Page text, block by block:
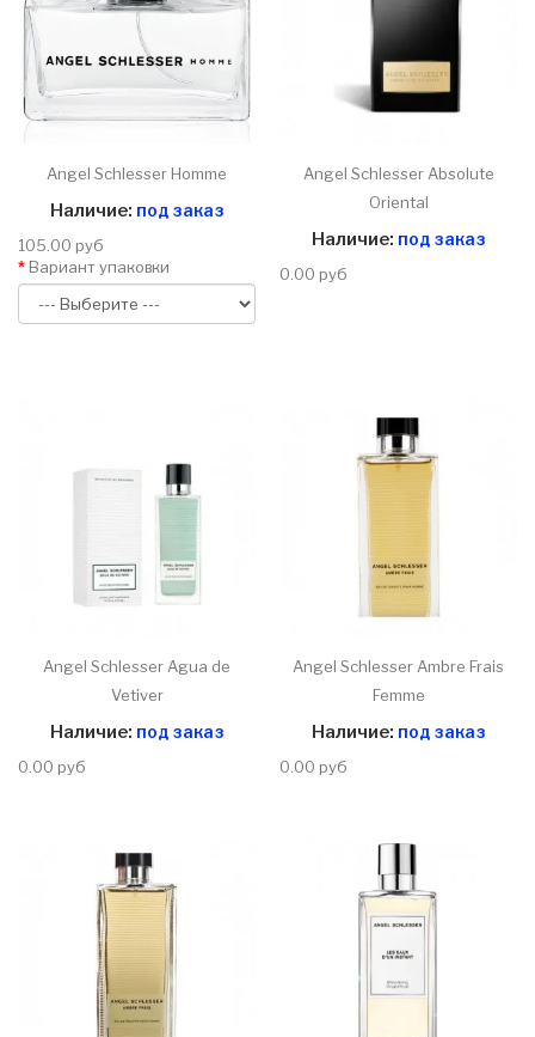
Angel Schlesser Homme
Наличие: под заказ
105.00 руб
Вариант упаковки
Angel Schlesser Absolute
Oriental
Наличие: под заказ
0.00 руб
Angel Schlesser Agua de
Vetiver
Наличие: под заказ
0.00 руб
Angel Schlesser Ambre Frais
Femme
Наличие: под заказ
0.00 руб